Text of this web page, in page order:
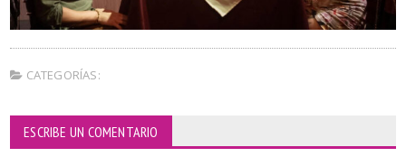
CATEGORÍAS:
ESCRIBE UN COMENTARIO